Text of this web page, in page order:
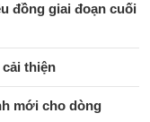
đồng giai đoạn cuối
cải thiện
mới cho dòng